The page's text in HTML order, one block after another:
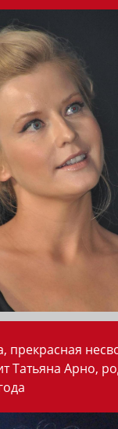
прекрасная
Татьяна Арно,